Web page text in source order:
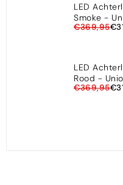
LED
Smoke -
14-20
€369,95
LED
Rood -
20
€369,95